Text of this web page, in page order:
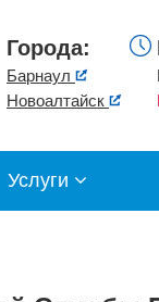
Города:
Барнаул
Новоалтайск
Услуги